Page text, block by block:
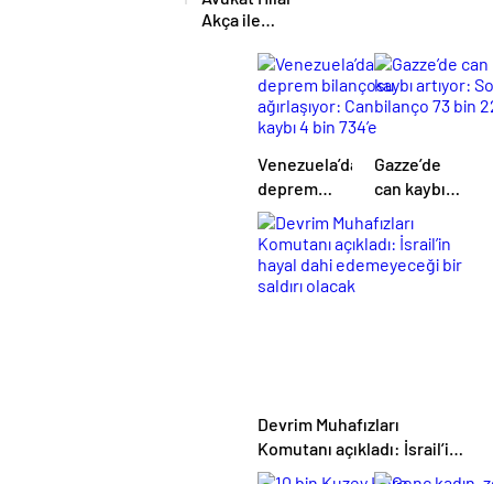
protokolü
imzalandı
Akça ile
Albayrak
dünya evine
Venezuela’da
deprem
bilançosu
ağırlaşıyor:
Can kaybı 4
bin 734’e
Gazze’de
can kaybı
bilanço 73
bin 221
Devrim Muhafızları
Komutanı açıkladı: İsrail’in
hayal dahi edemeyeceği bir